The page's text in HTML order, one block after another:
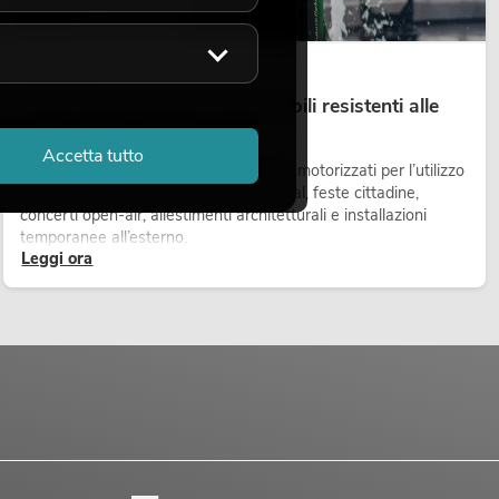
Teste mobili outdoor: teste mobili resistenti alle
intemperie per eventi
Le teste mobili outdoor sono proiettori motorizzati per l’utilizzo
all’aperto. Vengono impiegate in festival, feste cittadine,
concerti open-air, allestimenti architetturali e installazioni
temporanee all’esterno.
Leggi ora
Accetta tutto